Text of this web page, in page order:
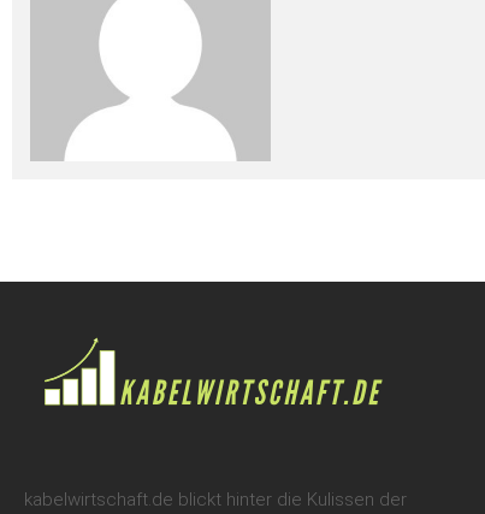
kabelwirtschaft.de blickt hinter die Kulissen der